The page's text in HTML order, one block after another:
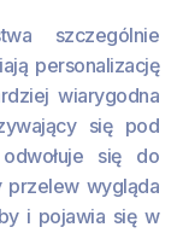
szczególnie
personalizację
wiarygodna
się pod
się do
przelew wygląda
i pojawia się w